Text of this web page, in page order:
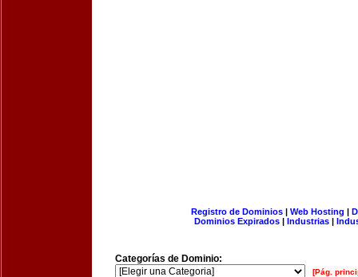
Registro de Dominios| Web Hosting |
Dominios Expirados | Industrias |
Categorías de Dominio:
[Pág.